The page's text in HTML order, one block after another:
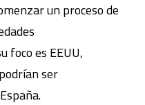
un proceso de
foco es EEUU,
ser